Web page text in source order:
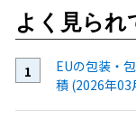
よく見られ
EUの包装・
積 (2026年03